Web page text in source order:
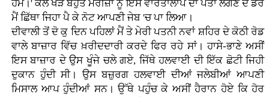
ਹਮ।' ਕੋਲ ਖੜੇ ਬਹੁਤੇ ਮਰੀਜ਼ਾਂ ਨੂੰ ਇਸ ਵਾਰਤਾਲਾਪ ਦਾ ਪਤਾ ਲੱਗਣ ਦੇ ਡਰੋਂ
ਮੈਂ ਛਿੱਥਾ ਜਿਹਾ ਪੈ ਕੇ ਨੋਟ ਆਪਣੀ ਜੇਬ 'ਚ ਪਾ ਲਿਆ।
ਦੀਵਾਲੀ ਤੋਂ ਦੋ ਕੁ ਦਿਨ ਪਹਿਲਾਂ ਮੈਂ ਤੇ ਮੇਰੀ ਪਤਨੀ ਨਵਾਂ ਸ਼ਹਿਰ ਦੇ ਕੋਠੀ ਰੋਡ
ਵਾਲੇ ਬਾਜ਼ਾਰ ਵਿੱਚ ਖ਼ਰੀਦਦਾਰੀ ਕਰਦੇ ਫਿਰ ਰਹੇ ਸਾਂ। ਹਾਸੇ-ਭਾਣੇ ਅਸੀਂ
ਇਸ ਬਾਜ਼ਾਰ ਦੇ ਉਸ ਖੂੰਜੇ ਚਲੇ ਗਏ, ਜਿੱਥੇ ਹਲਵਾਈ ਦੀ ਇੱਕ ਛੋਟੀ ਜਿਹੀ
ਦੁਕਾਨ ਹੁੰਦੀ ਸੀ। ਉਸ ਬਜ਼ੁਰਗ ਹਲਵਾਈ ਦੀਆਂ ਜਲੇਬੀਆਂ ਆਪਣੀ
ਮਿਸਾਲ ਆਪ ਹੁੰਦੀਆਂ ਸਨ। ਉੱਥੇ ਪਹੁੰਚ ਕੇ ਅਸੀਂ ਹੈਰਾਨ ਹੋਏ ਕਿ ਹੋਰ